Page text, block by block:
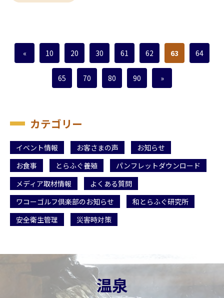
« 10 20 30 61 62 63 64
65 70 80 90 »
カテゴリー
イベント情報 お客さまの声
お知らせ
お食事
とらふぐ養殖
パンフレットダウンロード
メディア取材情報
よくある質問
ワコーゴルフ倶楽部のお知らせ
和とらふぐ研究所
安全衛生管理
災害時対策
温泉